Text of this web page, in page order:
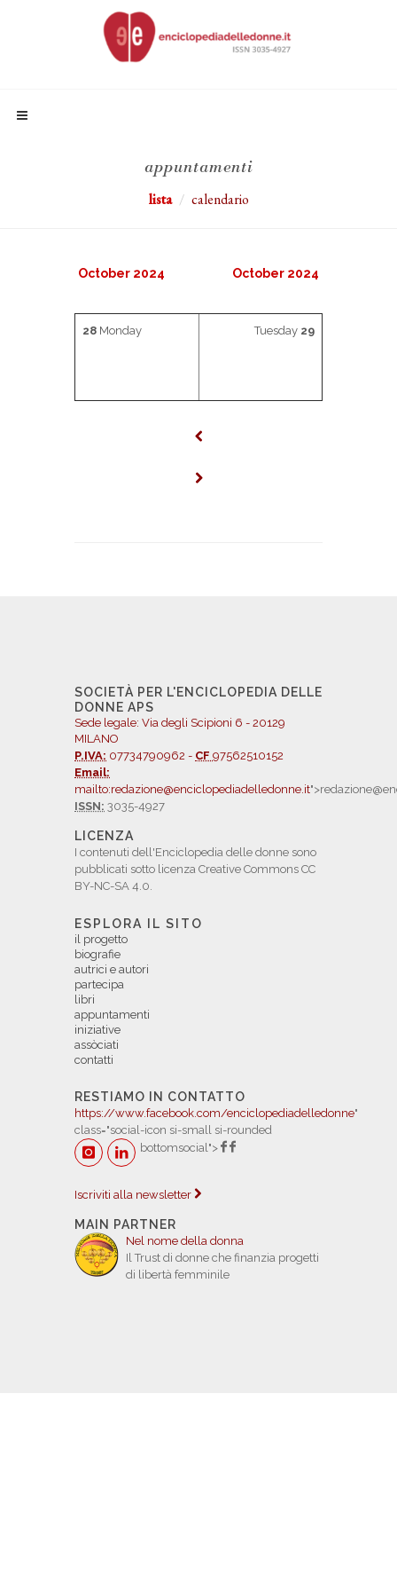
appuntamenti
lista calendario
October 2024 October 2024
28 Monday Tuesday 29
SOCIETÀ PER L'ENCICLOPEDIA DELLE
DONNE APS
Sede legale: Via degli Scipioni 6 - 20129
MILANO
P.IVA: 07734790962 - CF 97562510152
Email:
mailto:redazione@enciclopediadelledonne.it
ISSN: 3035-4927
LICENZA
I contenuti dell'Enciclopedia delle donne sono
pubblicati sotto licenza Creative Commons CC
BY-NC-SA 4.0.
ESPLORA IL SITO
il progetto
biografie
autrici e autori
partecipa
libri
appuntamenti
iniziative
assòciati
contatti
RESTIAMO IN CONTATTO
https://www.facebook.com/enciclopediadelledonne"
class="social-icon si-small si-rounded
bottomsocial">
Iscriviti alla newsletter
MAIN PARTNER
Nel nome della donna
Il Trust di donne che finanzia progetti
di libertà femminile